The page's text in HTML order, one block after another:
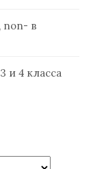
non- в
и 4 класса